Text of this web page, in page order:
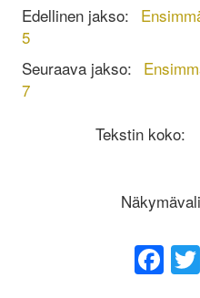
Edellinen jakso:
5
Seuraava jakso:
7
Tekstin koko: